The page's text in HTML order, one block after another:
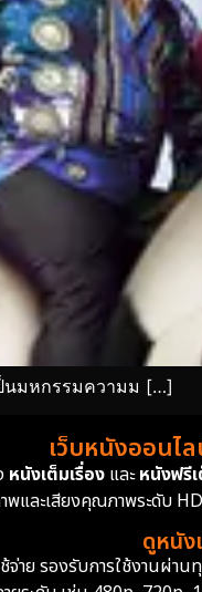
นมหกรรมความม […]
เว็บหนังออนไ
หนังเต็มเรื่องและหนังฟรี
พและเสียงคุณภาพระดับ
ดูหนัง
ช้จ่าย รองรับการใช้งานผ่า